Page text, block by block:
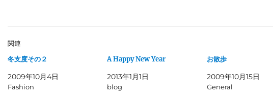
T
i
t
e
で
共
有
(
o
す
に
は
関連
冬支度その２
2009年10月4日
Fashion
A Happy New Year
2013年1月1日
blog
お散歩
2009年10月15日
General